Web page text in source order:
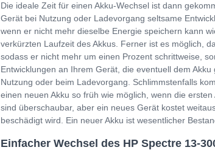
Die ideale Zeit für einen Akku-Wechsel ist dann
Gerät bei Nutzung oder Ladevorgang seltsame
wenn er nicht mehr dieselbe Energie speichern kann
verkürzten Laufzeit des Akkus. Ferner ist es möglich,
sodass er nicht mehr um einen Prozent schrittweise,
Entwicklungen an Ihrem Gerät, die eventuell dem
Nutzung oder beim Ladevorgang. Schlimmstenfalls
einen neuen Akku so früh wie möglich, wenn die
sind überschaubar, aber ein neues Gerät kostet
beschädigt wird. Ein neuer Akku ist wesentlicher
Einfacher Wechsel des HP Spectre 13-